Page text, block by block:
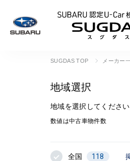
SUGDAS TOP メーカー
地域選択
地域を選択してください
数値は中古車物件数
全国 118